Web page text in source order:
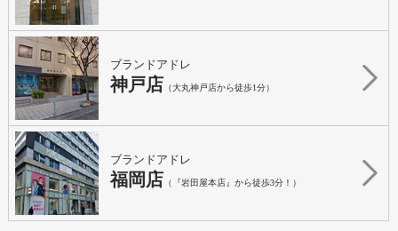
ブランドアドレ
神戸店 （大丸神戸店から徒歩1分）
ブランドアドレ
福岡店 （『岩田屋本店』から徒歩3分！）